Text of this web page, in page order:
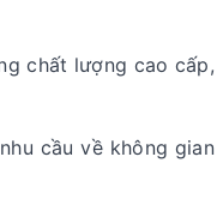
chất lượng cao cấp,
cầu về không gian